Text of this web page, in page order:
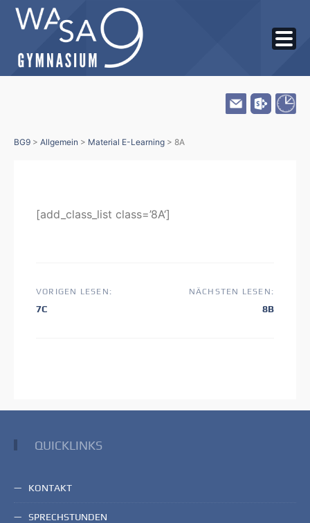
BG9 > Allgemein > Material E-Learning > 8A
[add_class_list class=’8A‘]
VORIGEN LESEN:
Voriger
7C
NÄCHSTEN LESEN:
Nächster
8B
QUICKLINKS
KONTAKT
SPRECHSTUNDEN